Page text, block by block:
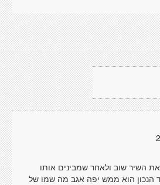
השיר שוב ולאחר שמבינים אותו
הנכון הוא ממש יפה אגב מה שמו של